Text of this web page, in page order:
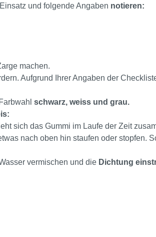
und folgende Angaben notieren:
machen.
Aufgrund Ihrer Angaben der
schwarz, weiss und grau.
sich das Gummi im Laufe der Zeit
nach oben hin staufen oder stopfen.
vermischen und die Dichtung